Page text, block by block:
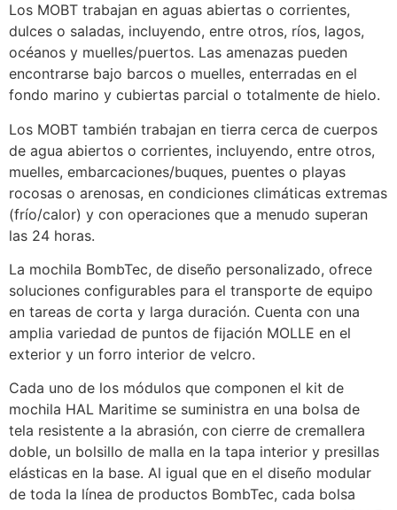
Los MOBT trabajan en aguas abiertas o corrientes,
dulces o saladas, incluyendo, entre otros, ríos, lagos,
océanos y muelles/puertos. Las amenazas pueden
encontrarse bajo barcos o muelles, enterradas en el
fondo marino y cubiertas parcial o totalmente de hielo.
Los MOBT también trabajan en tierra cerca de cuerpos
de agua abiertos o corrientes, incluyendo, entre otros,
muelles, embarcaciones/buques, puentes o playas
rocosas o arenosas, en condiciones climáticas extremas
(frío/calor) y con operaciones que a menudo superan
las 24 horas.
La mochila BombTec, de diseño personalizado, ofrece
soluciones configurables para el transporte de equipo
en tareas de corta y larga duración. Cuenta con una
amplia variedad de puntos de fijación MOLLE en el
exterior y un forro interior de velcro.
Cada uno de los módulos que componen el kit de
mochila HAL Maritime se suministra en una bolsa de
tela resistente a la abrasión, con cierre de cremallera
doble, un bolsillo de malla en la tapa interior y presillas
elásticas en la base. Al igual que en el diseño modular
de toda la línea de productos BombTec, cada bolsa